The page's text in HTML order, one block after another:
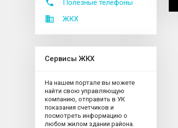
Полезные телефоны
ЖКХ
Сервисы ЖКХ
На нашем портале вы можете
найти свою управляющую
компанию, отправить в УК
показания счетчиков и
посмотреть информацию о
любом жилом здании района.